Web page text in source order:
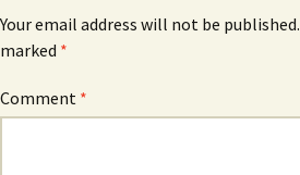
Your email address will not be published.
marked *
Comment *